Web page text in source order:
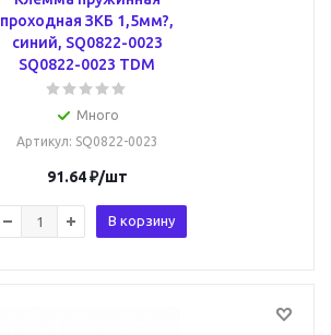
проходная ЗКБ 1,5мм?,
синий, SQ0822-0023
SQ0822-0023 TDM
Много
Артикул: SQ0822-0023
91.64₽/шт
В корзину